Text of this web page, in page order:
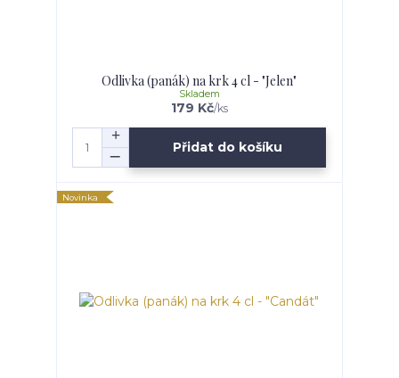
Odlivka (panák) na krk 4 cl - "Jelen"
179 Kč/ks
Skladem
Přidat do košíku
Novinka